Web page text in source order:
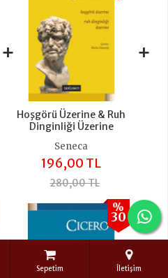
Sepetim İletişim
+
Hoşgörü Üzerine & Ruh
Dinginliği Üzerine
Seneca
196,00 TL
280,00 TL
+
%
30